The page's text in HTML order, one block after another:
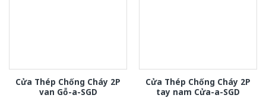
Cửa Thép Chống Cháy 2P
van Gỗ-a-SGD
Cửa Thép Chống Cháy 2P
tay nam Cửa-a-SGD